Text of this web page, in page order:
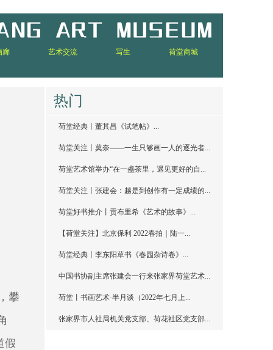
廊 艺术交流 写生
荷堂商城
攀
假
热门
荷堂经典丨董其昌《试笔帖》...
荷堂关注丨莫奈——一生只够画一人的逐光者...
荷堂艺术馆举办“在一盏茶里，遇见更好的自...
荷堂关注丨张建会：越是到创作有一定成绩的...
荷堂好书推介丨贡布里希《艺术的故事》...
【荷堂关注】北京保利 2022春拍｜陆一...
荷堂经典丨李东阳草书《春园杂诗卷》...
中国书协副主席张建会一行来张家界荷堂艺术...
荷堂丨书画艺术·半月谈（2022年七月上...
张家界市人社局机关党支部、荷花社区党支部...